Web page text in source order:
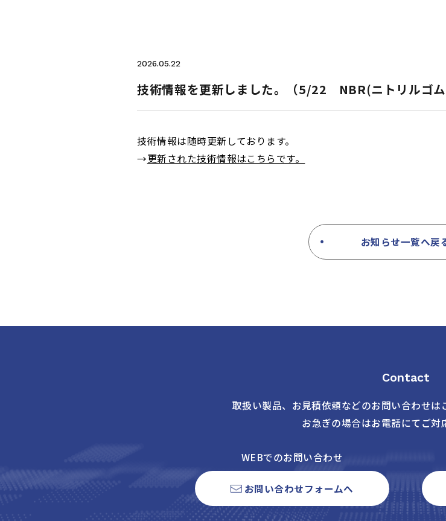
2026.05.22
技術情報を更新しました。（5/22 NBR(ニトリルゴ
技術情報は随時更新しております。
→更新された技術情報はこちらです。
お知らせ一覧へ戻
Contact
取扱い製品、お見積依頼などのお問い合わせは
お急ぎの場合はお電話にてご対
WEBでのお問い合わせ
お問い合わせフォームへ